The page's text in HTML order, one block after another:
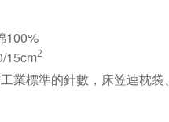
100%
15cm2
業標準的針數，床笠連枕袋、